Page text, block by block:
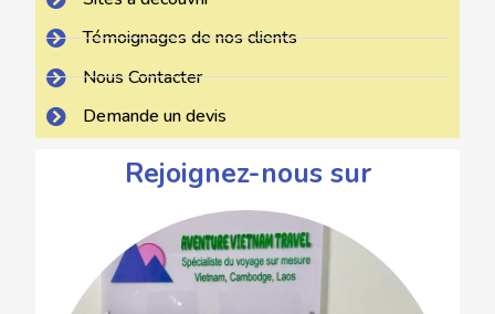
Témoignages de nos clients
Nous Contacter
Demande un devis
Rejoignez-nous sur